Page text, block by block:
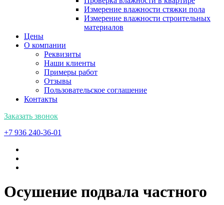
Измерение влажности стяжки пола
Измерение влажности строительных
материалов
Цены
О компании
Реквизиты
Наши клиенты
Примеры работ
Отзывы
Пользовательское соглашение
Контакты
Заказать звонок
+7 936 240-36-01
Осушение подвала частного